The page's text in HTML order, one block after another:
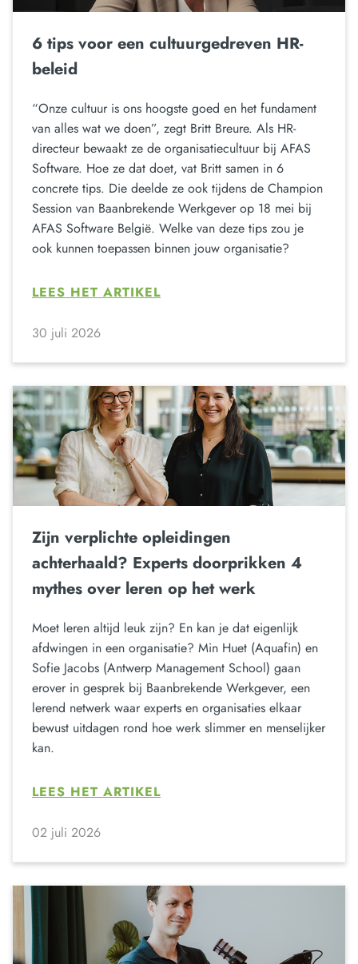
6 tips voor een cultuurgedreven HR-
beleid
“Onze cultuur is ons hoogste goed en het fundament
van alles wat we doen”, zegt Britt Breure. Als HR-
directeur bewaakt ze de organisatiecultuur bij AFAS
Software. Hoe ze dat doet, vat Britt samen in 6
concrete tips. Die deelde ze ook tijdens de Champion
Session van Baanbrekende Werkgever op 18 mei bij
AFAS Software België. Welke van deze tips zou je
ook kunnen toepassen binnen jouw organisatie?
LEES HET ARTIKEL
30 juli 2026
Zijn verplichte opleidingen
achterhaald? Experts doorprikken 4
mythes over leren op het werk
Moet leren altijd leuk zijn? En kan je dat eigenlijk
afdwingen in een organisatie? Min Huet (Aquafin) en
Sofie Jacobs (Antwerp Management School) gaan
erover in gesprek bij Baanbrekende Werkgever, een
lerend netwerk waar experts en organisaties elkaar
bewust uitdagen rond hoe werk slimmer en menselijker
kan.
LEES HET ARTIKEL
02 juli 2026